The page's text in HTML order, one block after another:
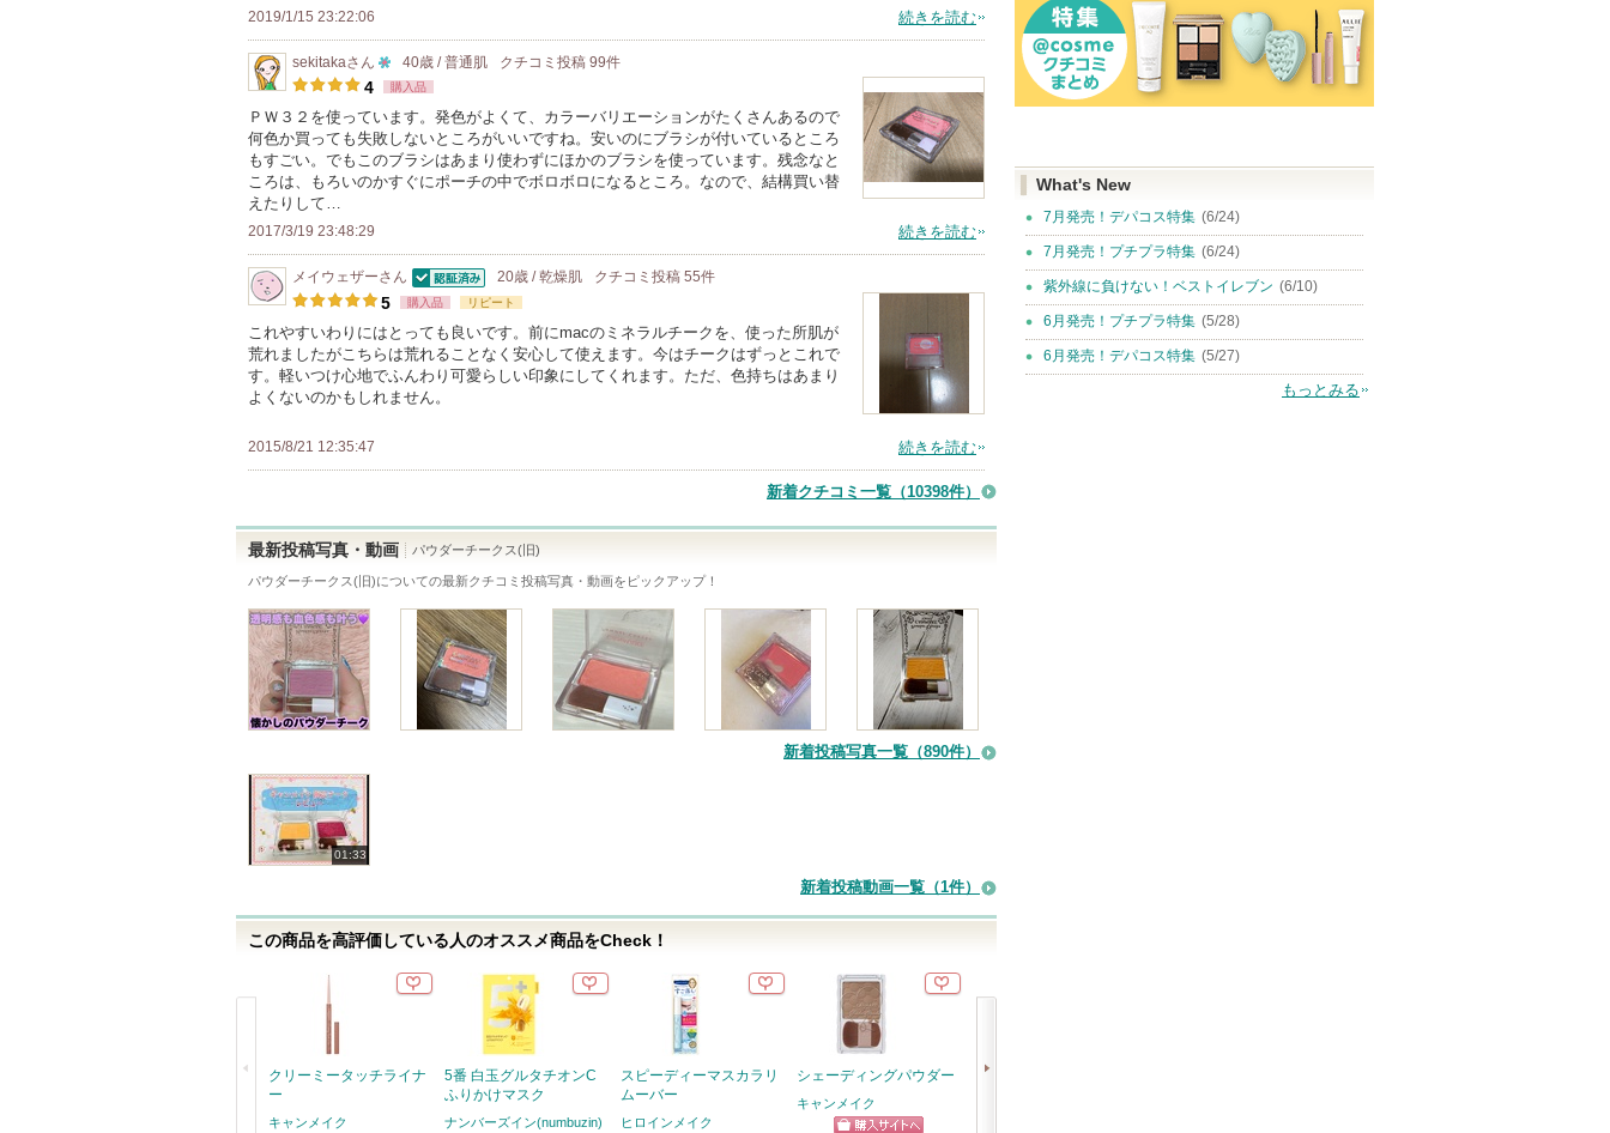
ま
す
2019/1/15 23:22:06 続きを読む
sekitakaさん
10
人
以
上
ン
バ
ー
に
お
気
録
40歳 / 普通肌 クチコミ投稿 99件
4 購入品
ＰＷ３２を使っています。発色がよくて、カラーバリエーションがたくさんあるので
何色か買っても失敗しないところがいいですね。安いのにブラシが付いているところ
もすごい。でもこのブラシはあまり使わずにほかのブラシを使っています。残念なと
ころは、もろいのかすぐにポーチの中でボロボロになるところ。なので、結構買い替
えたりして…
2017/3/19 23:48:29 続きを読む
メイウェザーさん
認証済
20歳 / 乾燥肌 クチコミ投稿 55件
5 購入品 リピート
これやすいわりにはとっても良いです。前にmacのミネラルチークを、使った所肌が
荒れましたがこちらは荒れることなく安心して使えます。今はチークはずっとこれで
す。軽いつけ心地でふんわり可愛らしい印象にしてくれます。ただ、色持ちはあまり
よくないのかもしれません。
2015/8/21 12:35:47 続きを読む
新着クチコミ一覧 （10398件）
最新投稿写真・動画 パウダーチークス(旧)
パウダーチークス(旧)についての最新クチコミ投稿写真・動画をピックアップ！
新着投稿写真一覧（890件）
01:33
新着投稿動画一覧（1件）
この商品を高評価している人のオススメ商品をCheck！
クリーミータッチライナ
ー
キャンメイク
5番 白玉グルタチオンC
ふりかけマスク
ナンバーズイン(numbuzin)
スピーディーマスカラリ
ムーバー
ヒロインメイク
シェーディングパウダー
キャンメイク
描くふたえアイライナー
What's New
7月発売！デパコス特集 (6/24)
7月発売！プチプラ特集 (6/24)
紫外線に負けない！ベストイレブン (6/10)
6月発売！プチプラ特集 (5/28)
6月発売！デパコス特集 (5/27)
もっとみる